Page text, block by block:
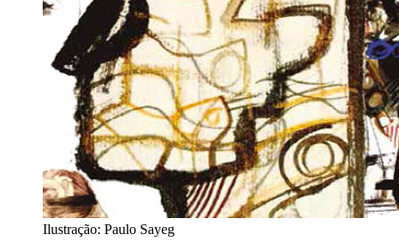
Ilustração: Paulo Sayeg